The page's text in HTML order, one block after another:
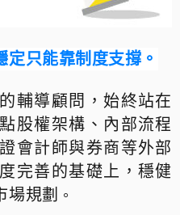
只能靠制度支撐。
輔導顧問，始終站在
股權架構、內部流程
會計師與券商等外部
完善的基礎上，穩健
場規劃 。